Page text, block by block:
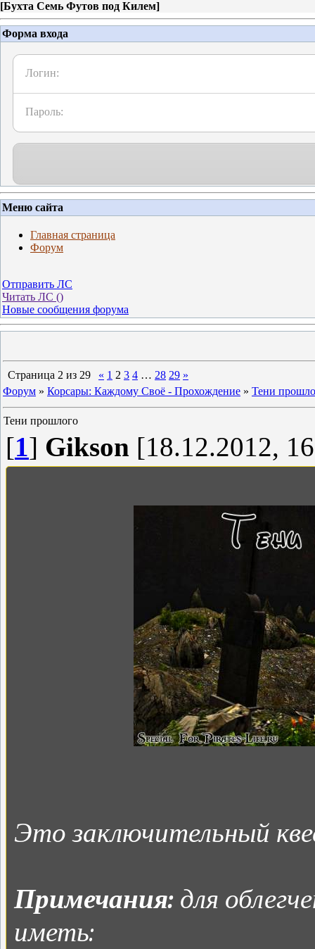
[Бухта Семь Футов под Килем]
Форма входа
Логин:
Пароль:
Меню сайта
Главная страница
Форум
Отправить ЛС
Читать ЛС ()
Новые сообщения форума
Страница 2 из 29 « 1 2 3 4 … 28 29 »
Форум » Корсары: Каждому Своё - Прохождение » Тени
Тени прошлого
[1] Gikson [18.12.2012,
Это заключительный
Примечания: для
иметь: